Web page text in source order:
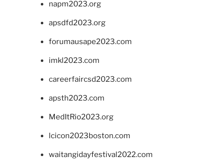
napm2023.org
apsdfd2023.org
forumausape2023.com
imkl2023.com
careerfaircsd2023.com
apsth2023.com
MedItRio2023.org
lcicon2023boston.com
waitangidayfestival2022.com